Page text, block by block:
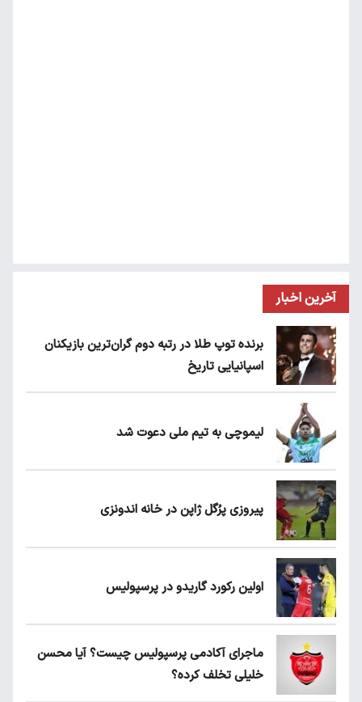
آخرین اخبار
برنده توپ طلا در رتبه دوم گران‌ترین بازیکنان
اسپانیایی تاریخ
لیموچی به تیم ملی دعوت شد
پیروزی پرُگل ژاپن در خانه اندونزی
اولین رکورد گاریدو در پرسپولیس
ماجرای آکادمی پرسپولیس چیست؟ آیا محسن
خلیلی تخلف کرده؟